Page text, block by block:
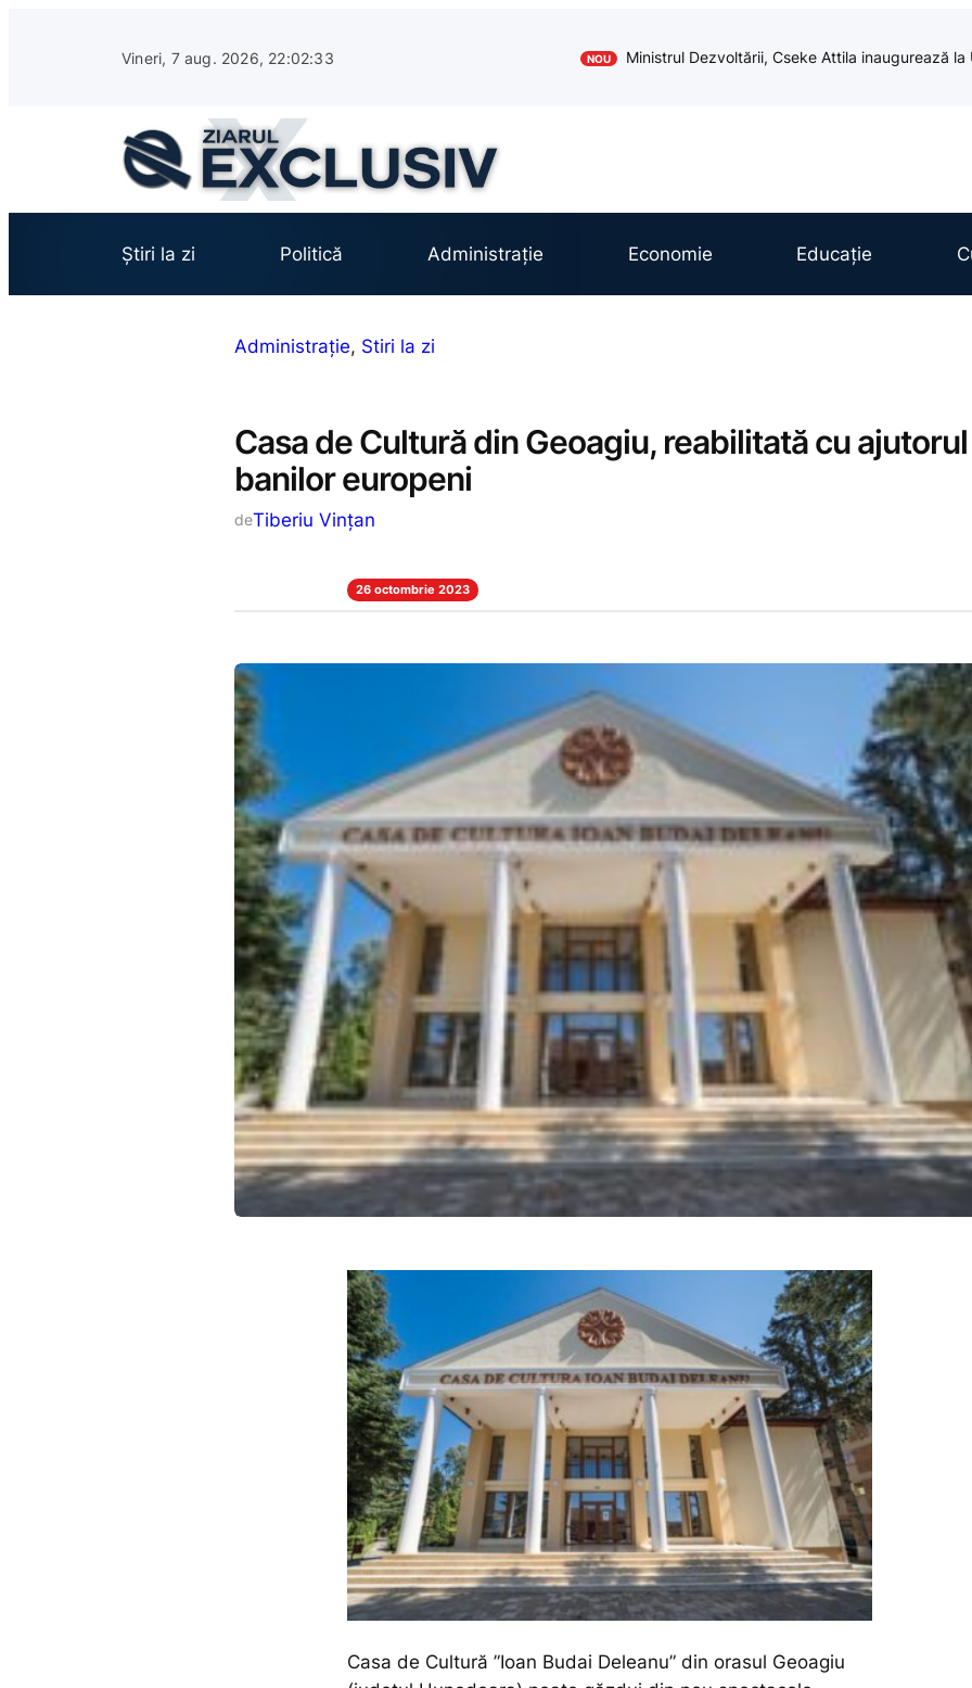
Vineri, 7 aug. 2026, 22:02:34 NOU Ministrul Dezvoltării, Cseke Attila inaugurează
Știri la zi Politică Administrație Economie Educație
Administrație, Stiri la zi
Casa de Cultură din Geoagiu, reabilitată cu ajutorul
banilor europeni
deTiberiu Vințan
26 octombrie 2023
Casa de Cultură ”Ioan Budai Deleanu” din orasul Geoagiu